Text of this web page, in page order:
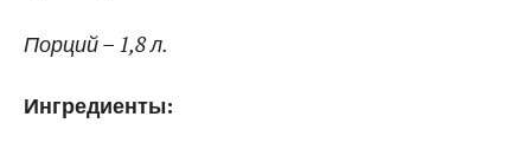
Порций – 1,8 л.
Ингредиенты: